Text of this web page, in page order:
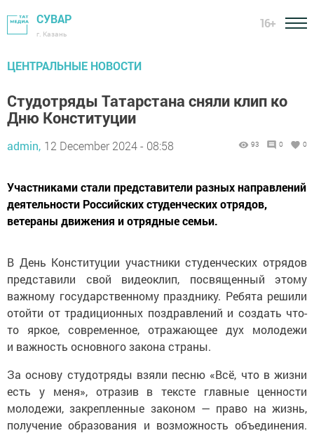
СУВАР
г. Казань
16+
ЦЕНТРАЛЬНЫЕ НОВОСТИ
Студотряды Татарстана сняли клип ко
Дню Конституции
admin, 12 December 2024 - 08:58 93 0 0
Участниками стали представители разных направлений
деятельности Российских студенческих отрядов,
ветераны движения и отрядные семьи.
В День Конституции участники студенческих отрядов
представили свой видеоклип, посвященный этому
важному государственному празднику. Ребята решили
отойти от традиционных поздравлений и создать что-
то яркое, современное, отражающее дух молодежи
и важность основного закона страны.
За основу студотряды взяли песню «Всё, что в жизни
есть у меня», отразив в тексте главные ценности
молодежи, закрепленные законом — право на жизнь,
получение образования и возможность объединения.